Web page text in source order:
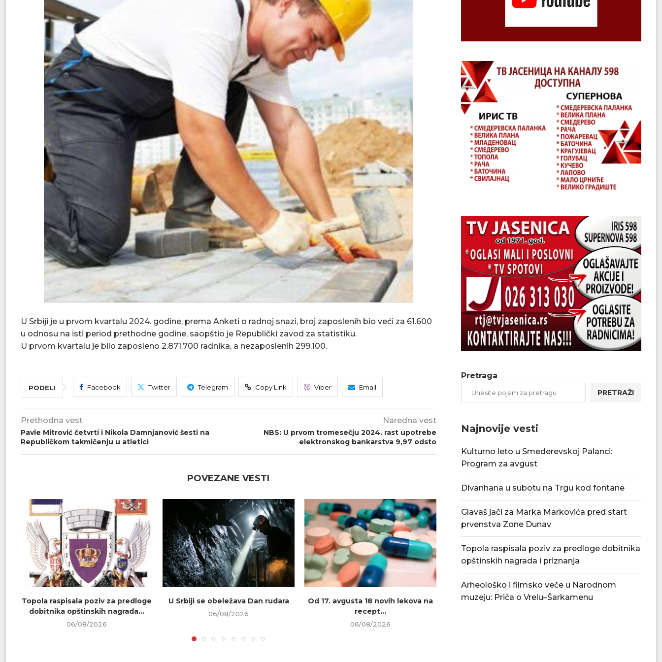
U Srbiji je u prvom kvartalu 2024. godine, prema Anketi o radnoj snazi, broj zaposlenih bio veći za 61.600
u odnosu na isti period prethodne godine, saopštio je Republički zavod za statistiku.
U prvom kvartalu je bilo zaposleno 2.871.700 radnika, a nezaposlenih 299.100.
PODELI Facebook Twitter Telegram Copy Link Viber Email
Prethodna vest
Pavle Mitrović četvrti i Nikola Damnjanović šesti na
Republičkom takmičenju u atletici
Naredna vest
NBS: U prvom tromesečju 2024. rast upotrebe
elektronskog bankarstva 9,97 odsto
POVEZANE VESTI
Topola raspisala poziv za predloge
dobitnika opštinskih nagrada...
06/08/2026
U Srbiji se obeležava Dan rudara
06/08/2026
Od 17. avgusta 18 novih lekova na
recept...
06/08/2026
Povećan rizik od požara – apel
Pretraga
PRETRAŽI
Najnovije vesti
Kulturno leto u Smederevskoj Palanci:
Program za avgust
Divanhana u subotu na Trgu kod fontane
Glavaš jači za Marka Markovića pred start
prvenstva Zone Dunav
Topola raspisala poziv za predloge dobitnika
opštinskih nagrada i priznanja
Arheološko i filmsko veče u Narodnom
muzeju: Priča o Vrelu–Šarkamenu